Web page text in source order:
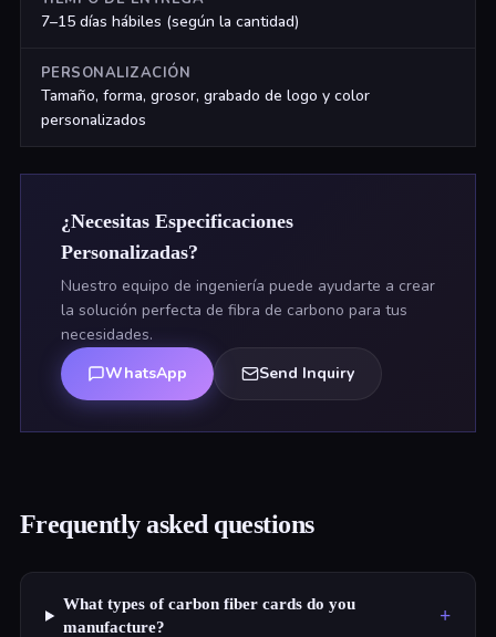
7–15 días hábiles (según la cantidad)
PERSONALIZACIÓN
Tamaño, forma, grosor, grabado de logo y color
personalizados
¿Necesitas Especificaciones
Personalizadas?
Nuestro equipo de ingeniería puede ayudarte a crear
la solución perfecta de fibra de carbono para tus
necesidades.
WhatsApp
Send Inquiry
Frequently asked questions
What types of carbon fiber cards do you
manufacture?
+